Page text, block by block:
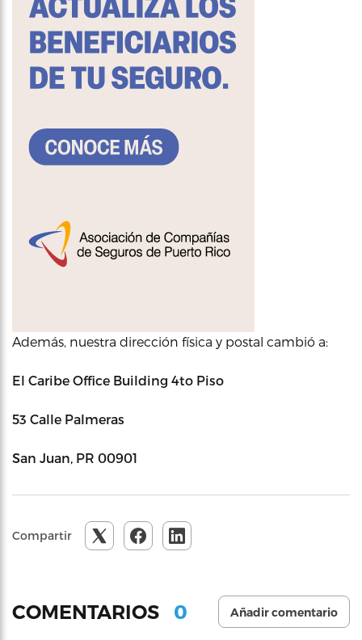
Además, nuestra dirección física y postal cambió a:
El Caribe Office Building 4to Piso
53 Calle Palmeras
San Juan, PR 00901
Compartir
COMENTARIOS 0 Añadir comentario